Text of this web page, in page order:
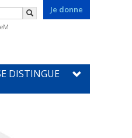
Je donne
Rechercher
DISTINGUE